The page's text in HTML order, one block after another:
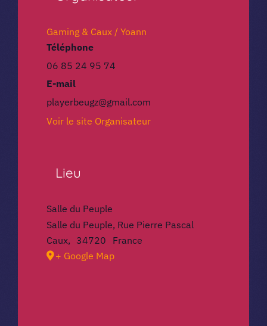
Gaming & Caux / Yoann
Téléphone
06 85 24 95 74
E-mail
playerbeugz@gmail.com
Voir le site Organisateur
Lieu
Salle du Peuple
Salle du Peuple, Rue Pierre Pascal
Caux, 34720
France
+ Google Map